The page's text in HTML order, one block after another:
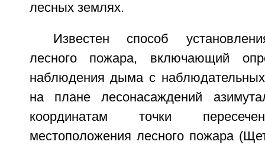
лесных землях.
Известен способ
лесного пожара, включающий
наблюдения дыма с
на плане лесонасаждений
координатам точки
местоположения лесного пожара